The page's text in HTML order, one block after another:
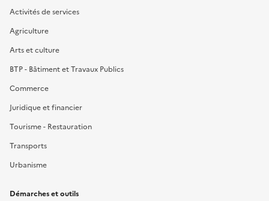
Activités de services
Agriculture
Arts et culture
BTP - Bâtiment et Travaux Publics
Commerce
Juridique et financier
Tourisme - Restauration
Transports
Urbanisme
Démarches et outils